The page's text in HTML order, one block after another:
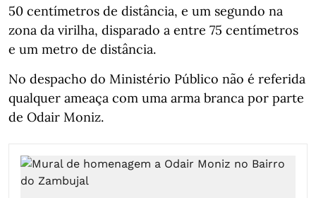
50 centímetros de distância, e um segundo na
zona da virilha, disparado a entre 75 centímetros
e um metro de distância.
No despacho do Ministério Público não é referida
qualquer ameaça com uma arma branca por parte
de Odair Moniz.